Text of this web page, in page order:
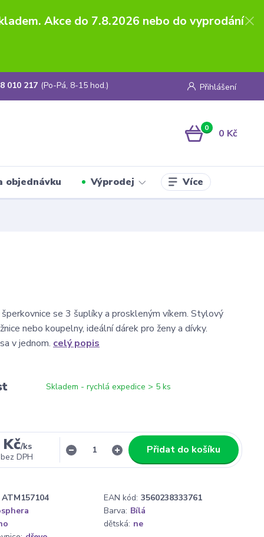
Akce do 7.8.2026 nebo do vyprodání
Přihlášení
010 217 (Po-Pá, 8-15 hod.)
0 0 Kč
objednávku Výprodej Více
se 3 šuplíky a proskleným víkem. Stylový
nebo koupelny, ideální dárek pro ženy a dívky.
v jednom. celý popis
Skladem - rychlá expedice > 5 ks
/ks
bez DPH
Přidat do košíku
ATM157104 EAN kód: 3560238333761
Barva: Bílá
dětská: ne